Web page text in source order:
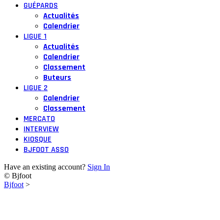
GUÉPARDS
Actualités
Calendrier
LIGUE 1
Actualités
Calendrier
Classement
Buteurs
LIGUE 2
Calendrier
Classement
MERCATO
INTERVIEW
KIOSQUE
BJFOOT ASSO
Have an existing account? Sign In
© Bjfoot
Bjfoot >